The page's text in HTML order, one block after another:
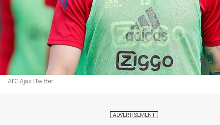
AFC Ajax | Twitter